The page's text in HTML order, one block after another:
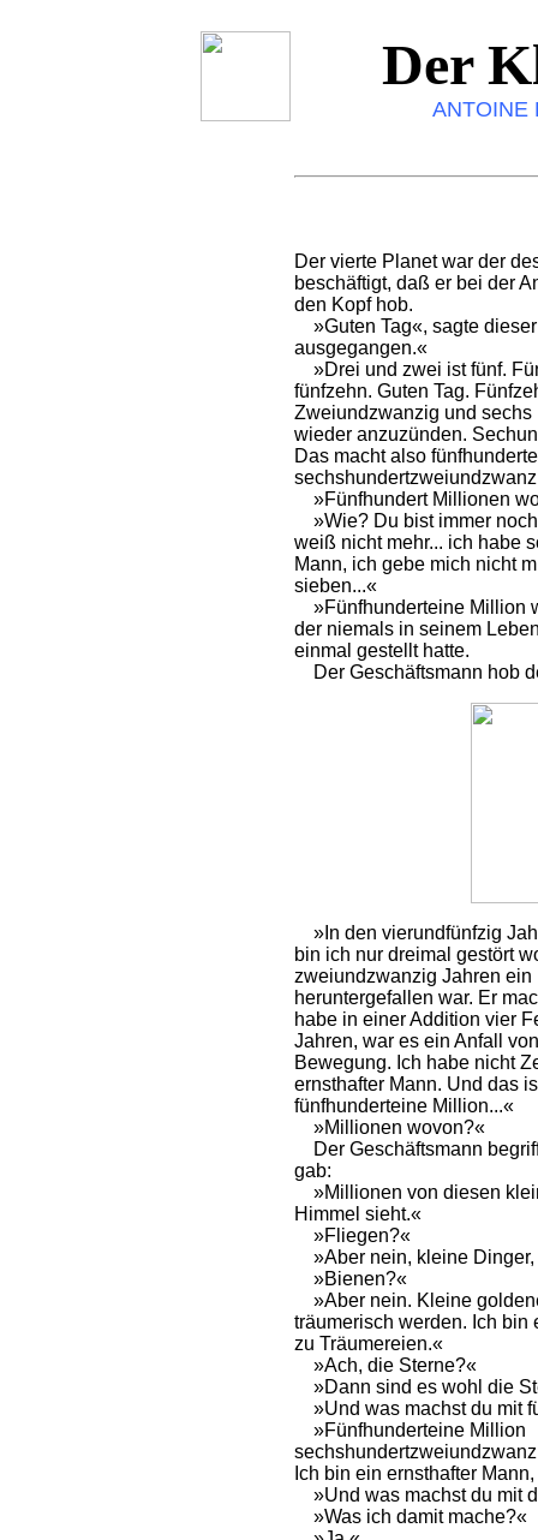
Der
ANTOINE
Der vierte Planet war der
beschäftigt, daß er bei der
den Kopf hob.
»Guten Tag«, sagte
ausgegangen.«
»Drei und zwei ist fünf.
fünfzehn. Guten Tag.
Zweiundzwanzig und
wieder anzuzünden.
Das macht also
»Fünfhundert Millionen
»Wie? Du bist immer
weiß nicht mehr... ich habe
Mann, ich gebe mich nicht
sieben...«
»Fünfhunderteine Million
der niemals in seinem
einmal gestellt hatte.
Der Geschäftsmann hob
»In den vierundfünfzig
bin ich nur dreimal gestört
zweiundzwanzig Jahren ein
heruntergefallen war. Er
habe in einer Addition vier
Jahren, war es ein Anfall
Bewegung. Ich habe nicht
ernsthafter Mann. Und das
fünfhunderteine Million...«
»Millionen wovon?«
Der Geschäftsmann
gab:
»Millionen von diesen
Himmel sieht.«
»Fliegen?«
»Aber nein, kleine
»Bienen?«
»Aber nein. Kleine
träumerisch werden. Ich bin
zu Träumereien.«
»Ach, die Sterne?«
»Dann sind es wohl die
»Und was machst du mit
»Fünfhunderteine Million
Ich bin ein ernsthafter
»Und was machst du mit
»Was ich damit mache?«